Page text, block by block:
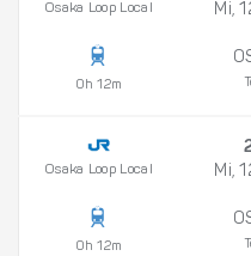
Osaka Loop Local
0h 12m
Mi,
Osaka Loop Local
0h 12m
Mi,